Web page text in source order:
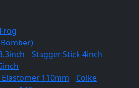
Bomber)
Stagger Stick 4inch
110mm
Coike